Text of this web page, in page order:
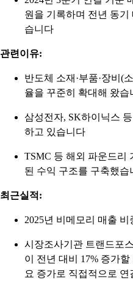
원을 기록하며 전년 동기
습니다
관련이유:
반도체 소재·부품·장비(
율을 꾸준히 확대해 왔습
삼성전자, SK하이닉스
하고 있습니다
TSMC 등 해외 파운드리
된 수익 구조를 구축했습
최근실적:
2025년 비메모리 매출
시장조사기관 트랜드포
이 전년 대비 17% 증가
요 증가로 직접적으로 연